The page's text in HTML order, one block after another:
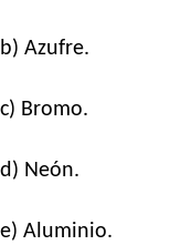
b) Azufre.
c) Bromo.
d) Neón.
e) Aluminio.